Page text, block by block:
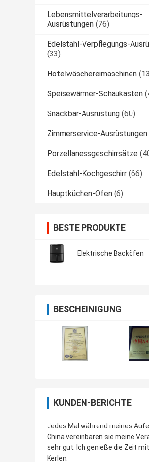
Lebensmittelverarbeitungs-
Ausrüstungen (76)
Edelstahl-Verpflegungs-
(33)
Hotelwäschereimaschinen
Speisewärmer-Schaukasten
Snackbar-Ausrüstung (60)
Zimmerservice-Ausrüstungen
Porzellanessgeschirrsätze
Edelstahl-Kochgeschirr (66)
Hauptküchen-Ofen (6)
BESTE PRODUKTE
Elektrische Backöfen
BESCHEINIGUNG
KUNDEN-BERICHTE
Jedes Mal während meines
China vereinbaren sie meine
sehr gut. Ich genieße die Zeit
Kerlen.